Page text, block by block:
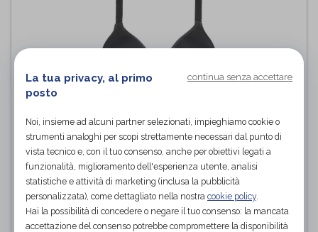
TRIACTION FITNESS Reggiseno
sportivo
diTriumph
PROVA E ACQUISTA IN NEGOZIO
La tua privacy, al primo
posto
continua senza accettare
Noi, insieme ad alcuni partner selezionati, impieghiamo cookie o
strumenti analoghi per scopi strettamente necessari dal punto di
vista tecnico e, con il tuo consenso, anche per obiettivi legati a
funzionalità, miglioramento dell'esperienza utente, analisi
statistiche e attività di marketing (inclusa la pubblicità
personalizzata), come dettagliato nella nostra cookie policy.
Hai la possibilità di concedere o negare il tuo consenso: la mancata
accettazione del consenso potrebbe compromettere la disponibilità